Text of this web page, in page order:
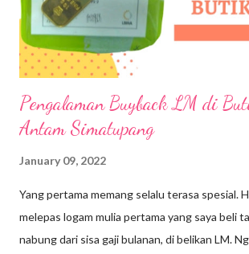
online, jadi isi data via online, setelah data
Pengalaman Buyback LM di
Antam Simatupang
January 09, 2022
Yang pertama memang selalu terasa spesial.
melepas logam mulia pertama yang saya beli
nabung dari sisa gaji bulanan, di belikan LM.